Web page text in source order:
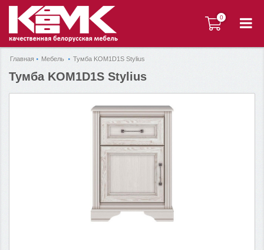
0
0
Главная Мебель Тумба KOM1D1S Stylius
Тумба KOM1D1S Stylius